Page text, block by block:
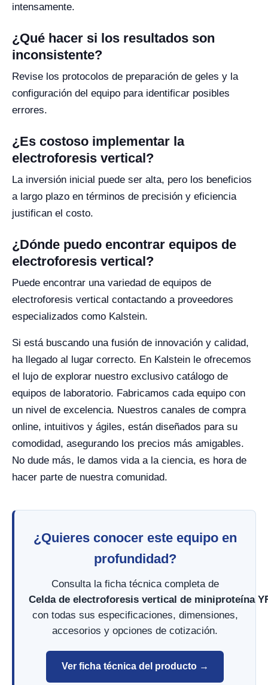
intensamente.
¿Qué hacer si los resultados son
inconsistente?
Revise los protocolos de preparación de geles y la
configuración del equipo para identificar posibles
errores.
¿Es costoso implementar la
electroforesis vertical?
La inversión inicial puede ser alta, pero los beneficios
a largo plazo en términos de precisión y eficiencia
justifican el costo.
¿Dónde puedo encontrar equipos de
electroforesis vertical?
Puede encontrar una variedad de equipos de
electroforesis vertical contactando a proveedores
especializados como Kalstein.
Si está buscando una fusión de innovación y calidad,
ha llegado al lugar correcto. En Kalstein le ofrecemos
el lujo de explorar nuestro exclusivo catálogo de
equipos de laboratorio. Fabricamos cada equipo con
un nivel de excelencia. Nuestros canales de compra
online, intuitivos y ágiles, están diseñados para su
comodidad, asegurando los precios más amigables.
No dude más, le damos vida a la ciencia, es hora de
hacer parte de nuestra comunidad.
¿Quieres conocer este equipo en
profundidad?
Consulta la ficha técnica completa de
Celda de electroforesis vertical de miniproteína
con todas sus especificaciones, dimensiones,
accesorios y opciones de cotización.
Ver ficha técnica del producto →